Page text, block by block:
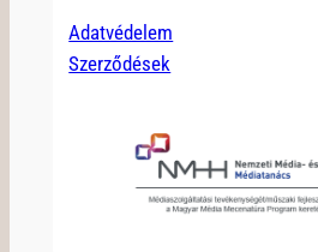
Adatvédelem
Szerződések